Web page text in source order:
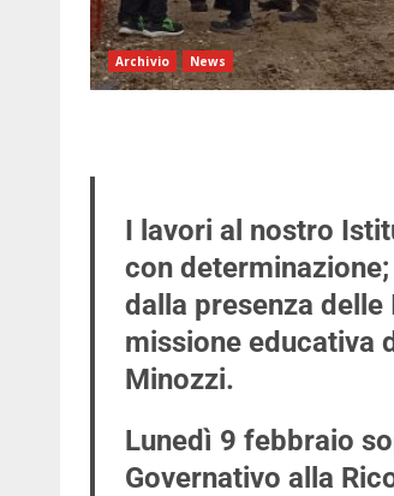
Archivio News
I lavori al nostro
con
dalla presenza
missione educativa
Minozzi.
Lunedì 9 febbraio
Governativo alla